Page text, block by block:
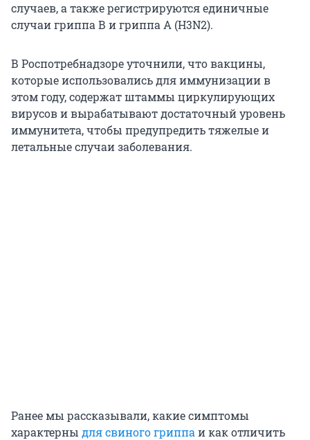
случаев, а также регистрируются единичные
случаи гриппа В и гриппа А (H3N2).
В Роспотребнадзоре уточнили, что вакцины,
которые использовались для иммунизации в
этом году, содержат штаммы циркулирующих
вирусов и вырабатывают достаточный уровень
иммунитета, чтобы предупредить тяжелые и
летальные случаи заболевания.
Ранее мы рассказывали, какие симптомы
характерны для свиного гриппаи как отличить